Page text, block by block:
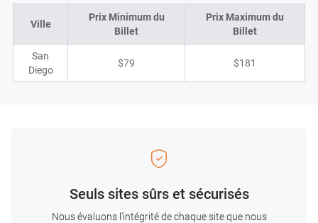
Ville
Prix Minimum du
Billet
Prix Maximum du
Billet
San
Diego
$79 $181
Seuls sites sûrs et sécurisés
Nous évaluons l'intégrité de chaque site que nous